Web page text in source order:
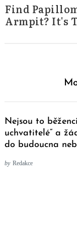
Find
Armpit? It's
Nejsou to
uchvatitelé“ a
do budoucna
by Redakce